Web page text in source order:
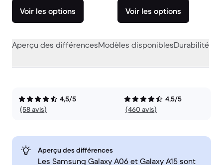
Voir les options Voir les options
Aperçu des différencesModèles disponiblesDurabilité
4,5/5
(58 avis)
4,5/5
(460 avis)
Aperçu des différences
Les Samsung Galaxy A06 et Galaxy A15 sont